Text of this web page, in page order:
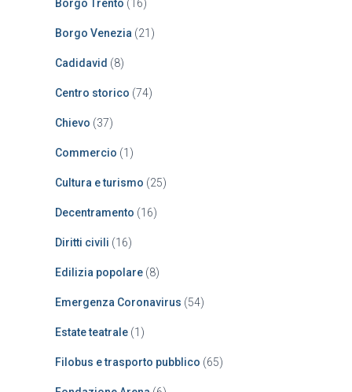
Borgo Trento (16)
Borgo Venezia (21)
Cadidavid (8)
Centro storico (74)
Chievo (37)
Commercio (1)
Cultura e turismo (25)
Decentramento (16)
Diritti civili (16)
Edilizia popolare (8)
Emergenza Coronavirus (54)
Estate teatrale (1)
Filobus e trasporto pubblico (65)